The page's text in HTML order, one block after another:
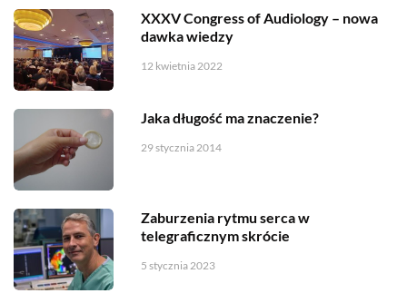
XXXV Congress of Audiology – nowa
dawka wiedzy
12 kwietnia 2022
Jaka długość ma znaczenie?
29 stycznia 2014
Zaburzenia rytmu serca w
telegraficznym skrócie
5 stycznia 2023